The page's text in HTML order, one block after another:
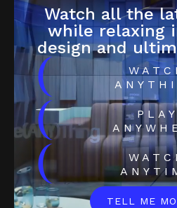
Watch all the
while relaxing
design and
(
(
PLAY
(
TELL ME